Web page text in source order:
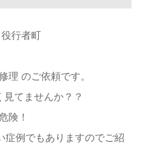
行者町
のご依頼です。
てませんか？？
険！
症例でもありますのでご紹